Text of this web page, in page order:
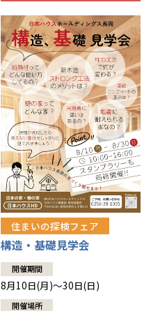
住まいの探検フェア
構造・基礎見学会
開催期間
8月10日(月)～30日(日)
開催場所